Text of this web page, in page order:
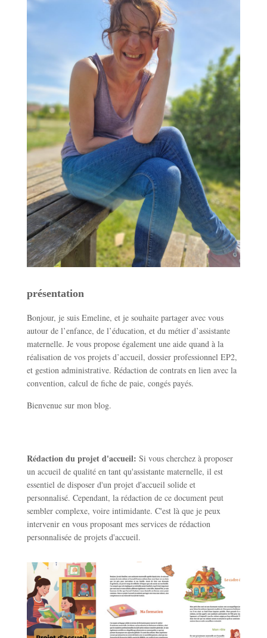
c
h
présentation
Bonjour, je suis Emeline, et je souhaite partager avec vous
autour de l’enfance, de l’éducation, et du métier d’assistante
maternelle. Je vous propose également une aide quand à la
réalisation de vos projets d’accueil, dossier professionnel EP2,
et gestion administrative. Rédaction de contrats en lien avec la
convention, calcul de fiche de paie, congés payés.
Bienvenue sur mon blog.
Rédaction du projet d'accueil: Si vous cherchez à proposer
un accueil de qualité en tant qu'assistante maternelle, il est
essentiel de disposer d'un projet d'accueil solide et
personnalisé. Cependant, la rédaction de ce document peut
sembler complexe, voire intimidante. C'est là que je peux
intervenir en vous proposant mes services de rédaction
personnalisée de projets d'accueil.